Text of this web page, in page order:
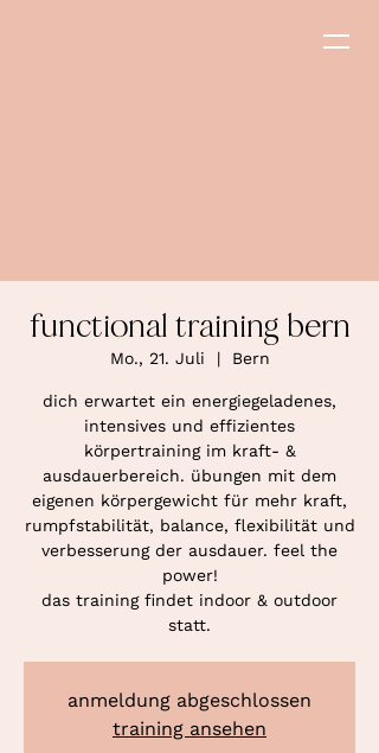
functional training bern
Mo., 21. Juli
  |
Bern
dich erwartet ein energiegeladenes,
intensives und effizientes
körpertraining im kraft- &
ausdauerbereich. übungen mit dem
eigenen körpergewicht für mehr kraft,
rumpfstabilität, balance, flexibilität und
verbesserung der ausdauer. feel the
power!
das training findet indoor & outdoor
statt.
anmeldung abgeschlossen
training ansehen